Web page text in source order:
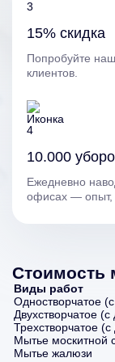
15% скидка
Попробуйте
клиентов.
10.000
Ежедневно
офисах — опыт,
Стоимость
Виды работ
Одностворчатое
Двухстворчатое (с
Трехстворчатое (с
Мытье москитной
Мытье жалюзи